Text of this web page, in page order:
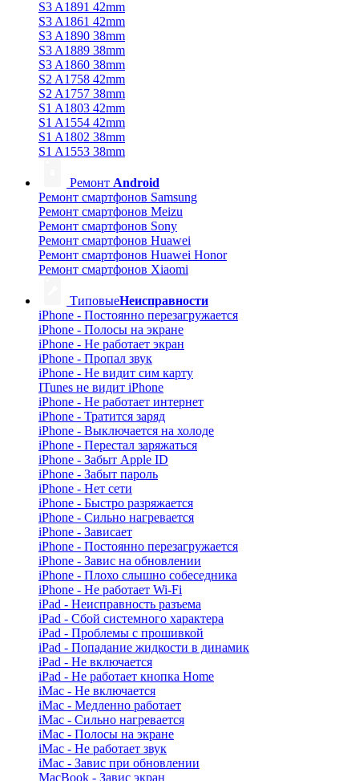
S3 A1891 42mm
S3 A1861 42mm
S3 A1890 38mm
S3 A1889 38mm
S3 A1860 38mm
S2 A1758 42mm
S2 A1757 38mm
S1 A1803 42mm
S1 A1554 42mm
S1 A1802 38mm
S1 A1553 38mm
Ремонт Android
Ремонт смартфонов Samsung
Ремонт смартфонов Meizu
Ремонт смартфонов Sony
Ремонт смартфонов Huawei
Ремонт смартфонов Huawei Honor
Ремонт смартфонов Xiaomi
ТиповыеНеисправности
iPhone - Постоянно перезагружается
iPhone - Полосы на экране
iPhone - Не работает экран
iPhone - Пропал звук
iPhone - Не видит сим карту
ITunes не видит iPhone
iPhone - Не работает интернет
iPhone - Тратится заряд
iPhone - Выключается на холоде
iPhone - Перестал заряжаться
iPhone - Забыт Apple ID
iPhone - Забыт пароль
iPhone - Нет сети
iPhone - Быстро разряжается
iPhone - Сильно нагревается
iPhone - Зависает
iPhone - Постоянно перезагружается
iPhone - Завис на обновлении
iPhone - Плохо слышно собеседника
iPhone - Не работает Wi-Fi
iPad - Неисправность разъема
iPad - Сбой системного характера
iPad - Проблемы с прошивкой
iPad - Попадание жидкости в динамик
iPad - Не включается
iPad - Не работает кнопка Home
iMac - Не включается
iMac - Медленно работает
iMac - Сильно нагревается
iMac - Полосы на экране
iMac - Не работает звук
iMac - Завис при обновлении
MacBook - Завис экран